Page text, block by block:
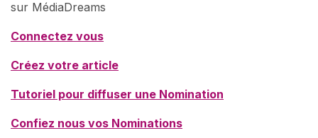
sur MédiaDreams
Connectez vous
Créez votre article
Tutoriel pour diffuser une Nomination
Confiez nous vos Nominations